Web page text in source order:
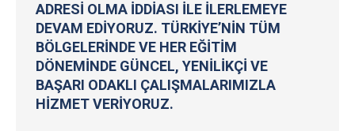
ADRESI OLMA IDDIASI ILE ILERLEMEYE
DEVAM EDIYORUZ. TÜRKIYE’NIN TÜM
BÖLGELERINDE VE HER EĞITIM
DÖNEMINDE GÜNCEL, YENILIKÇI VE
BAŞARI ODAKLI ÇALIŞMALARIMIZLA
HIZMET VERIYORUZ.